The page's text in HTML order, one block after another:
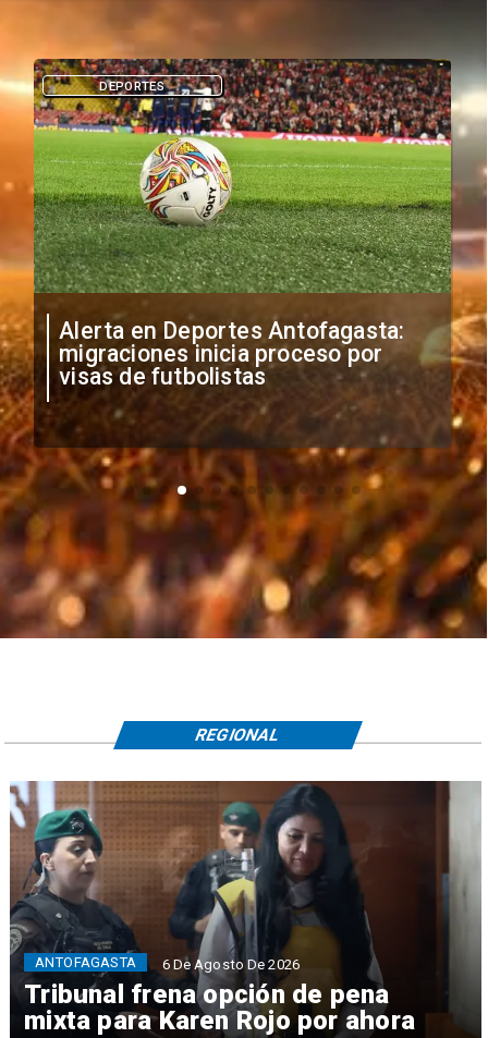
Alerta en Deportes Antofagasta:
migraciones inicia proceso por
visas de futbolistas
DEPORTES
Tribunal frena opción de pena
mixta para Karen Rojo por ahora
ANTOFAGASTA 6 De Agosto De 2026
REGIONAL